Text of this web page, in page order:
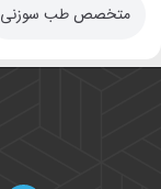
متخصص طب سوزنی